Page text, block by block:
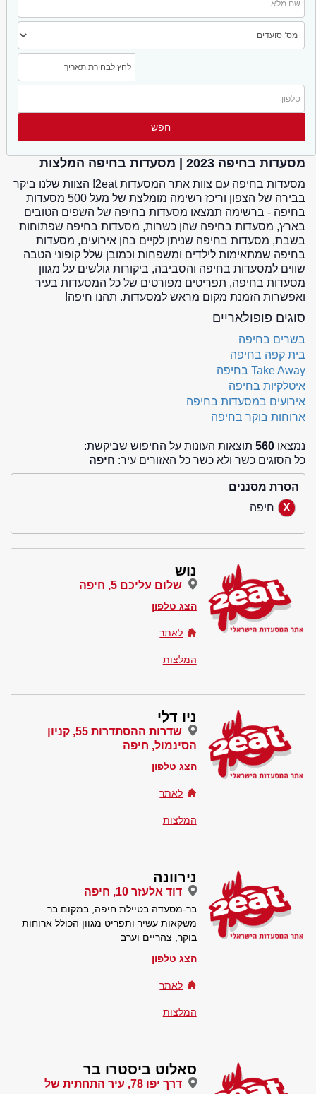
מסעדות בחיפה 2023 | מסעדות בחיפה המלצות
מסעדות בחיפה עם צוות אתר המסעדות 2eat! הצוות שלנו ביקר
בבירה של הצפון וריכז רשימה מומלצת של מעל 500 מסעדות
בחיפה - ברשימה תמצאו מסעדות בחיפה של השפים הטובים
בארץ, מסעדות בחיפה שהן כשרות, מסעדות בחיפה שפתוחות
בשבת, מסעדות בחיפה שניתן לקיים בהן אירועים, מסעדות
בחיפה שמתאימות לילדים ומשפחות וכמובן שלל קופוני הטבה
שווים למסעדות בחיפה והסביבה, ביקורות גולשים על מגוון
מסעדות בחיפה, תפריטים מפורטים של כל המסעדות בעיר
ואפשרות הזמנת מקום מראש למסעדות. תהנו חיפה!
סוגים פופולאריים
בשרים בחיפה
בית קפה בחיפה
Take Away בחיפה
איטלקיות בחיפה
אירועים במסעדות בחיפה
ארוחות בוקר בחיפה
נמצאו 560 תוצאות העונות על החיפוש שביקשת:
כל הסוגים כשר ולא כשר כל האזורים עיר: חיפה
הסרת מסננים
חיפה
נוש
שלום עליכם 5, חיפה
הצג טלפון
לאתר
המלצות
ניו דלי
שדרות ההסתדרות 55, קניון
הסינמול, חיפה
הצג טלפון
לאתר
המלצות
נירוונה
דוד אלעזר 10, חיפה
בר-מסעדה בטיילת חיפה, במקום בר
משקאות עשיר ותפריט מגוון הכולל ארוחות
בוקר, צהריים וערב
הצג טלפון
לאתר
המלצות
סאלוט ביסטרו בר
דרך יפו 78, עיר התחתית של